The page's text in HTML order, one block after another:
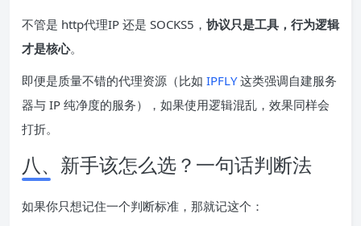
不管是 http代理IP 还是 SOCKS5， 协议只是工具，行为逻辑
才是核心。
即便是质量不错的代理资源（比如 IPFLY这类强调自建服务
器与 IP 纯净度的服务），如果使用逻辑混乱，效果同样会
打折。
八、新手该怎么选？一句话判断法
如果你只想记住一个判断标准，那就记这个：